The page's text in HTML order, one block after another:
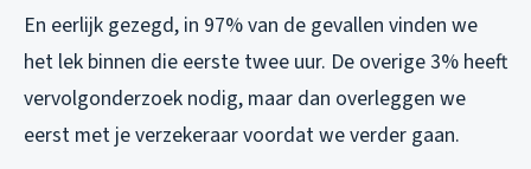
En eerlijk gezegd, in 97% van de gevallen vinden we
het lek binnen die eerste twee uur. De overige 3% heeft
vervolgonderzoek nodig, maar dan overleggen we
eerst met je verzekeraar voordat we verder gaan.